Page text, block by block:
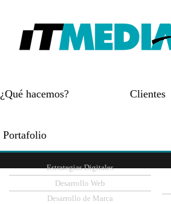
¿Qué hacemos? Clientes
Portafolio
Estrategias Digitales
Desarrollo Web
Desarrollo de Marca